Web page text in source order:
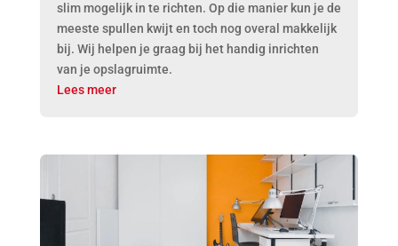
slim mogelijk in te richten. Op die manier kun je de
meeste spullen kwijt en toch nog overal makkelijk
bij. Wij helpen je graag bij het handig inrichten
van je opslagruimte.
Lees meer